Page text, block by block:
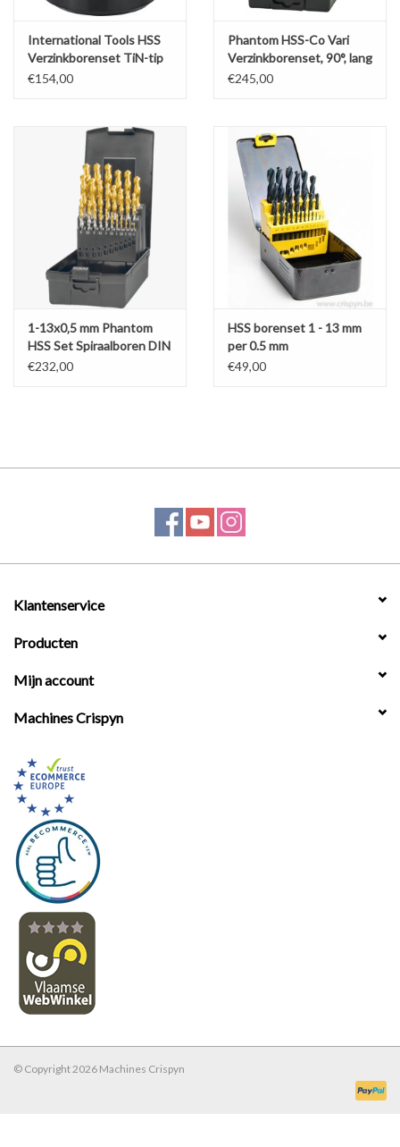
International Tools HSS
Verzinkborenset TiN-tip
€154,00
Phantom HSS-Co Vari
Verzinkborenset, 90°, lang
€245,00
1-13x0‚5 mm Phantom
HSS Set Spiraalboren DIN
338 TiN-tip
€232,00
HSS borenset 1 - 13 mm
per 0.5 mm
€49,00
Klantenservice
Producten
Mijn account
Machines Crispyn
© Copyright 2026 Machines Crispyn